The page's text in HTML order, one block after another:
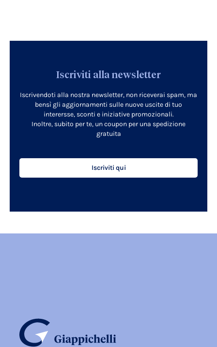
Iscriviti alla newsletter
Iscrivendoti alla nostra newsletter, non riceverai spam, ma
bensì gli aggiornamenti sulle nuove uscite di tuo
interersse, sconti e iniziative promozionali.
Inoltre, subito per te, un coupon per una spedizione
gratuita
Iscriviti qui